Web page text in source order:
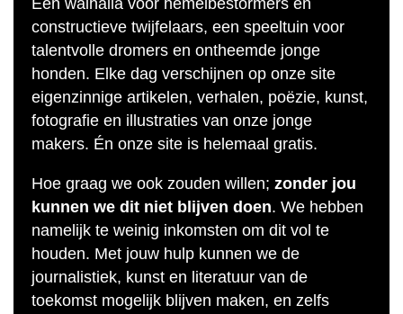
Een walhalla voor hemelbestormers en
constructieve twijfelaars, een speeltuin voor
talentvolle dromers en ontheemde jonge
honden. Elke dag verschijnen op onze site
eigenzinnige artikelen, verhalen, poëzie, kunst,
fotografie en illustraties van onze jonge
makers. Én onze site is helemaal gratis.
Hoe graag we ook zouden willen; zonder jou
kunnen we dit niet blijven doen. We hebben
namelijk te weinig inkomsten om dit vol te
houden. Met jouw hulp kunnen we de
journalistiek, kunst en literatuur van de
toekomst mogelijk blijven maken, en zelfs